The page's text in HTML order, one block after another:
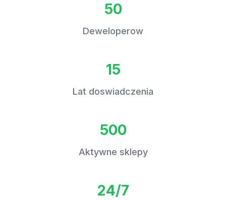
50
Deweloperow
15
Lat doswiadczenia
500
Aktywne sklepy
24/7